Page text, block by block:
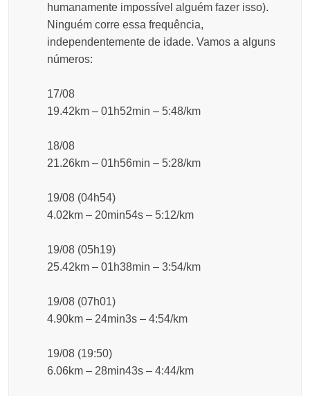
humanamente impossível alguém fazer isso).
Ninguém corre essa frequência,
independentemente de idade. Vamos a alguns
números:
17/08
19.42km – 01h52min – 5:48/km
18/08
21.26km – 01h56min – 5:28/km
19/08 (04h54)
4.02km – 20min54s – 5:12/km
19/08 (05h19)
25.42km – 01h38min – 3:54/km
19/08 (07h01)
4.90km – 24min3s – 4:54/km
19/08 (19:50)
6.06km – 28min43s – 4:44/km